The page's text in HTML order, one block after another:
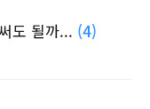
도 될까... (4)